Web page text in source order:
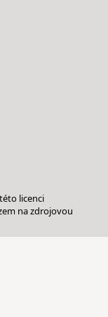
licenci
na zdrojovou